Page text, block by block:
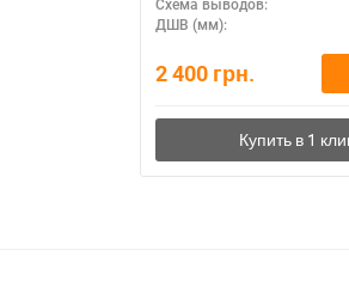
Схема выводов:
ДШВ (мм):
2 400 грн.